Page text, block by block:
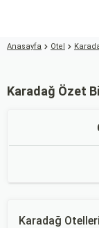
Anasayfa Otel
Karadağ Özet
Karadağ